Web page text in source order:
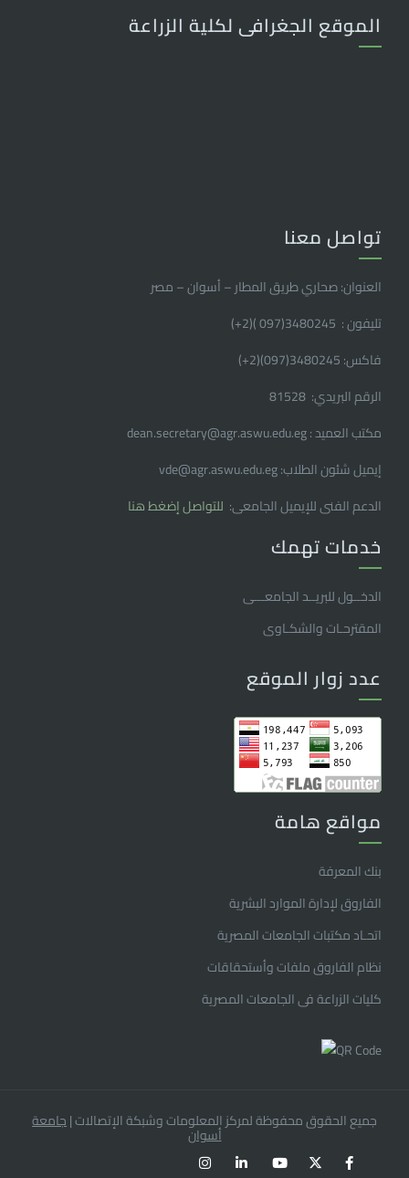
الموقع الجغرافى لكلية الزراعة
تواصل معنا
العنوان: صحاري طريق المطار – أسوان – مصر
تليفون : 3480245(097 )(2
+
)
فاكس: 3480245(097)(2
+
)
الرقم البريدي: 81528
مكتب العميد : dean.secretary@agr.aswu.edu.eg
إيميل شئون الطلاب: vde@agr.aswu.edu.eg
الدعم الفنى للإيميل الجامعى: للتواصل إضغط هنا
خدمات تهمك
الدخــول للبريــد الجامعـــى
المقترحـات والشكـاوى
عدد زوار الموقع
مواقع هامة
بنك المعرفة
الفاروق ﻹدارة الموارد البشرية
اتحـاد مكتبات الجامعات المصرية
نظام الفاروق ملفات وأستحقاقات
كليات الزراعة فى الجامعات المصرية
جميع الحقوق محفوظة لمركز المعلومات وشبكة الإتصالات|جامعة
أسوان